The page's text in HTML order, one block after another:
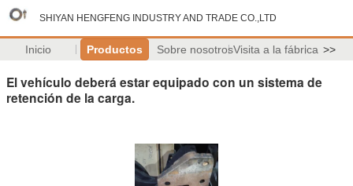
SHIYAN HENGFENG INDUSTRY AND TRADE CO.,LTD
Inicio Productos Sobre nosotrosVisita a la fábrica >>
El vehículo deberá estar equipado con un sistema de
retención de la carga.